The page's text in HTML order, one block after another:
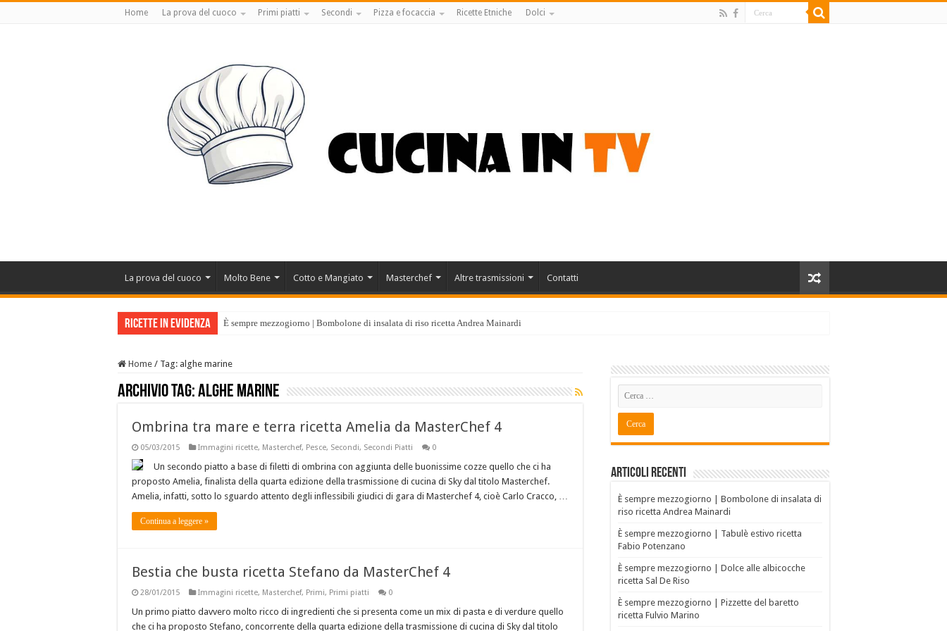
Home La prova del cuoco Primi piatti Secondi Pizza e focaccia Ricette Etniche Dolci
La prova del cuoco Molto Bene Cotto e Mangiato Masterchef Altre trasmissioni Contatti
Ricette in evidenza È sempre mezzogiorno | Bombolone di insalata di riso ricetta Andrea Mainardi
Home / Tag: alghe marine
Archivio tag:alghe marine
Ombrina tra mare e terra ricetta Amelia da MasterChef 4
05/03/2015 Immagini ricette, Masterchef, Pesce, Secondi, Secondi Piatti 0
Un secondo piatto a base di filetti di ombrina con aggiunta delle buonissime cozze quello che ci ha
proposto Amelia, finalista della quarta edizione della trasmissione di cucina di Sky dal titolo Masterchef.
Amelia, infatti, sotto lo sguardo attento degli inflessibili giudici di gara di Masterchef 4, cioè Carlo Cracco, …
Continua a leggere »
Bestia che busta ricetta Stefano da MasterChef 4
28/01/2015 Immagini ricette, Masterchef, Primi, Primi piatti 0
Un primo piatto davvero molto ricco di ingredienti che si presenta come un mix di pasta e di verdure quello
che ci ha proposto Stefano, concorrente della quarta edizione della trasmissione di cucina di Sky dal titolo
Articoli recenti
È sempre mezzogiorno | Bombolone di insalata di
riso ricetta Andrea Mainardi
È sempre mezzogiorno | Tabulè estivo ricetta
Fabio Potenzano
È sempre mezzogiorno | Dolce alle albicocche
ricetta Sal De Riso
È sempre mezzogiorno | Pizzette del baretto
ricetta Fulvio Marino